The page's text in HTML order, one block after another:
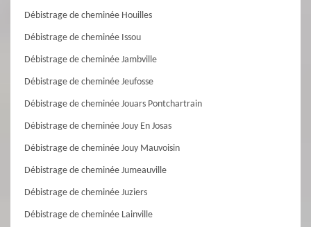
Débistrage de cheminée Houilles
Débistrage de cheminée Issou
Débistrage de cheminée Jambville
Débistrage de cheminée Jeufosse
Débistrage de cheminée Jouars Pontchartrain
Débistrage de cheminée Jouy En Josas
Débistrage de cheminée Jouy Mauvoisin
Débistrage de cheminée Jumeauville
Débistrage de cheminée Juziers
Débistrage de cheminée Lainville